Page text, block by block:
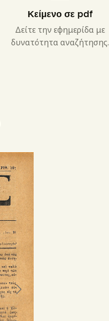
Κείμενο σε pdf
Δείτε την εφημερίδα με
δυνατότητα αναζήτησης.